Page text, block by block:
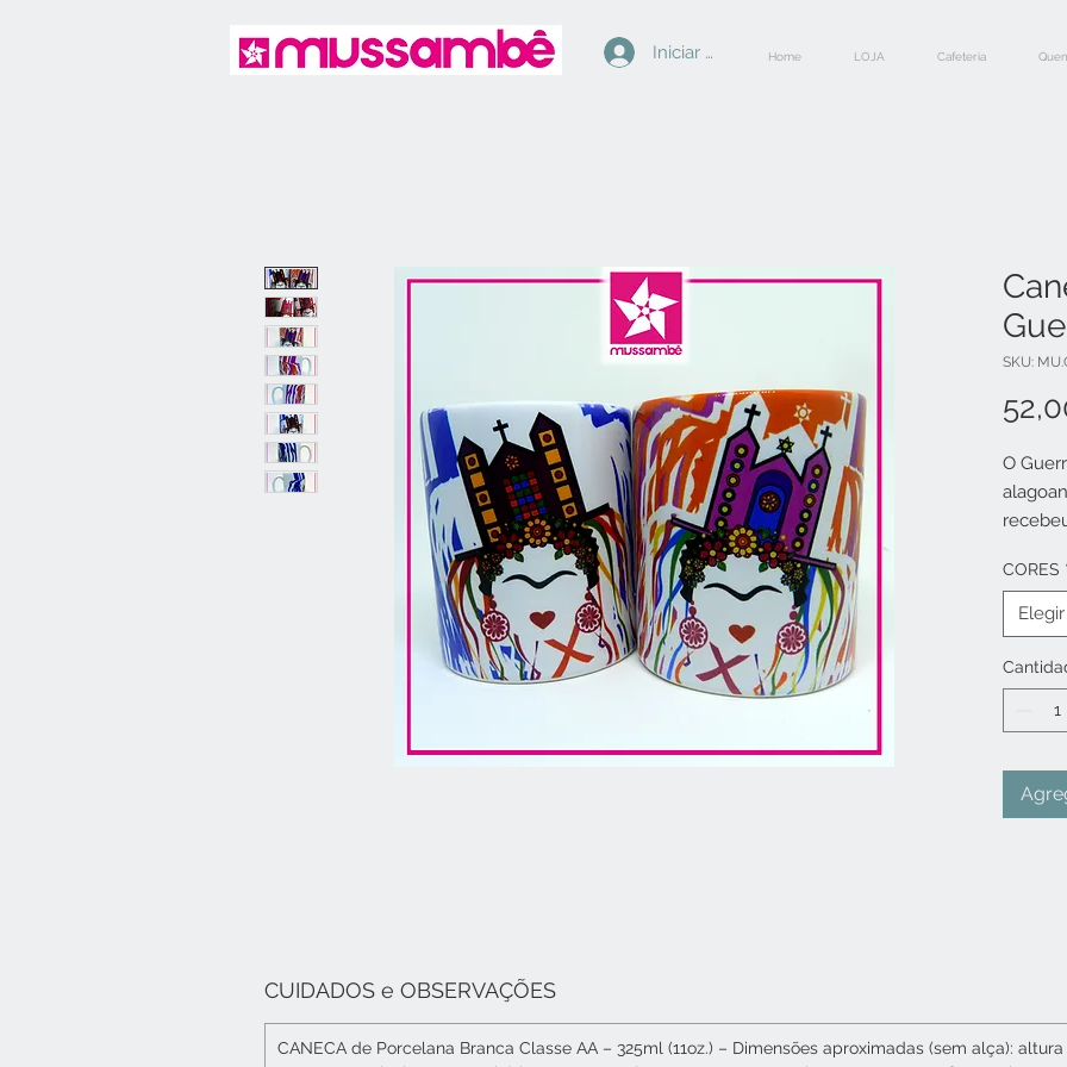
Iniciar sesión Home LOJA Cafeteria
SKU:
O
que
inspire!!!
(11oz.)
CORES
Elegir
CUIDADOS e OBSERVAÇÕES
CANECA de Porcelana Branca Classe AA – 325ml (11oz.) – Dimensões aproximadas (sem alça):